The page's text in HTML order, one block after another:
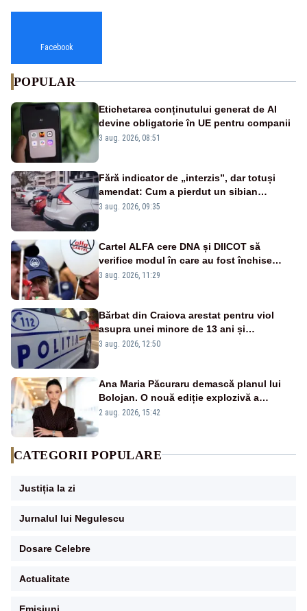
Facebook
POPULAR
Etichetarea conținutului generat de AI
devine obligatorie în UE pentru companii
3 aug. 2026, 08:51
Fără indicator de „interzis”, dar totuși
amendat: Cum a pierdut un sibian
procesul pentru o parcare în centrul
3 aug. 2026, 09:35
Cartel ALFA cere DNA și DIICOT să
verifice modul în care au fost închise
centralele pe cărbune
3 aug. 2026, 11:29
Bărbat din Craiova arestat pentru viol
asupra unei minore de 13 ani și
pornografie infantilă
3 aug. 2026, 12:50
Ana Maria Păcuraru demască planul lui
Bolojan. O nouă ediție explozivă a
emisiunii „Miza Zilei” la Realitatea PLUS
2 aug. 2026, 15:42
CATEGORII POPULARE
Justiția la zi
Jurnalul lui Negulescu
Dosare Celebre
Actualitate
Emisiuni